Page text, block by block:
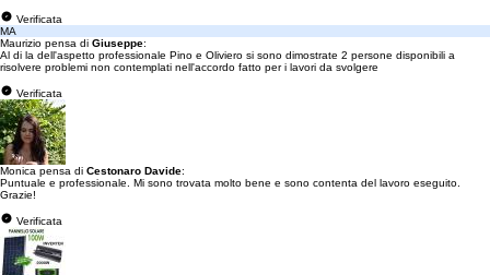
Verificata
MA
Maurizio pensa di Giuseppe:
Al di la dell'aspetto professionale Pino e Oliviero si sono dimostrate 2 persone disponibili a
risolvere problemi non contemplati nell'accordo fatto per i lavori da svolgere
Verificata
Monica pensa di Cestonaro Davide:
Puntuale e professionale. Mi sono trovata molto bene e sono contenta del lavoro eseguito.
Grazie!
Verificata